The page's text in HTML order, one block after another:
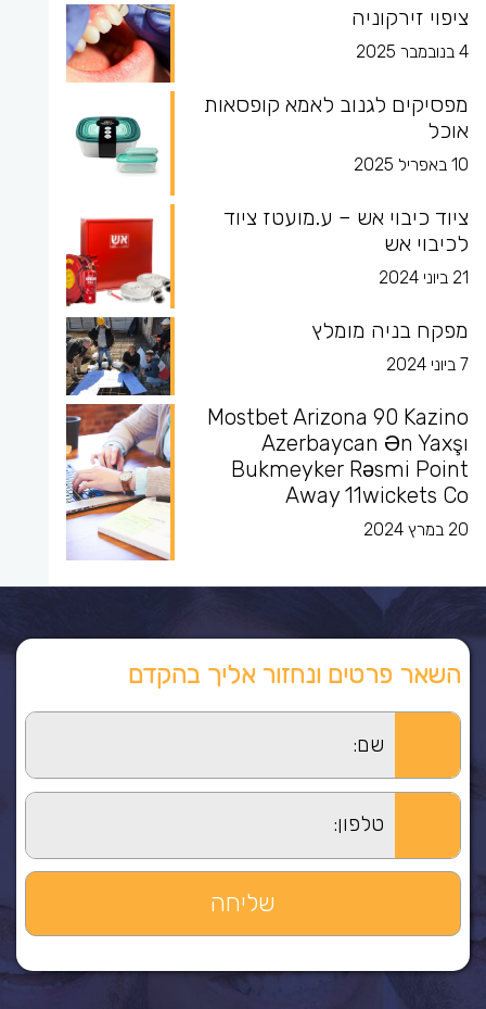
ציפוי זירקוניה
4 בנובמבר 2025
מפסיקים לגנוב לאמא קופסאות
אוכל
10 באפריל 2025
ציוד כיבוי אש – ע.מועטז ציוד
לכיבוי אש
21 ביוני 2024
מפקח בניה מומלץ
7 ביוני 2024
Mostbet Arizona 90 Kazino
Azerbaycan Ən Yaxşı
Bukmeyker Rəsmi Point
Away 11wickets Co
20 במרץ 2024
השאר פרטים ונחזור אליך בהקדם